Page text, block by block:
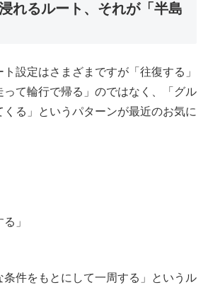
れるルート、それが「半島
設定はさまざまですが「往復する」
って輪行で帰る」のではなく、「グル
くる」というパターンが最近のお気に
」
条件をもとにして一周する」というル